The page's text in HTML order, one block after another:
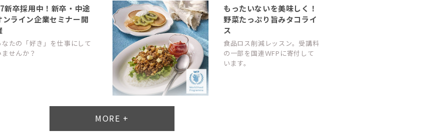
新卒採用中！新卒・中途
ンライン企業セミナー開
なたの「好き」を仕事にして
せんか？
もったいないを美味しく！
野菜たっぷり旨みタコライ
ス
食品ロス削減レッスン。受講料
の一部を国連ＷFPに寄付して
います。
MORE +